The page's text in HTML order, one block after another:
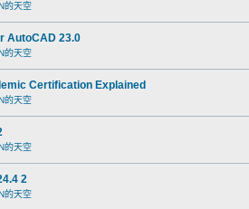
的天空
AutoCAD 23.0
的天空
Certification Explained
的天空
的天空
2
的天空